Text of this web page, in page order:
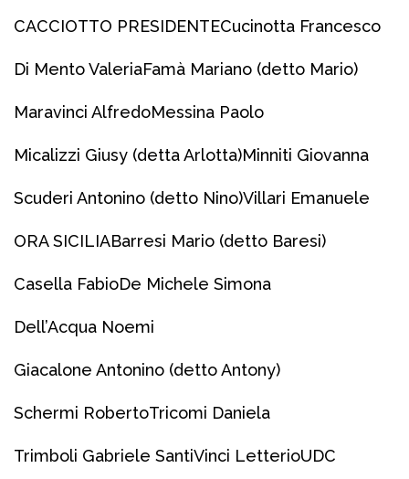
CACCIOTTO PRESIDENTECucinotta Francesco
Di Mento ValeriaFamà Mariano (detto Mario)
Maravinci AlfredoMessina Paolo
Micalizzi Giusy (detta Arlotta)Minniti Giovanna
Scuderi Antonino (detto Nino)Villari Emanuele
ORA SICILIABarresi Mario (detto Baresi)
Casella FabioDe Michele Simona
Dell’Acqua Noemi
Giacalone Antonino (detto Antony)
Schermi RobertoTricomi Daniela
Trimboli Gabriele SantiVinci LetterioUDC